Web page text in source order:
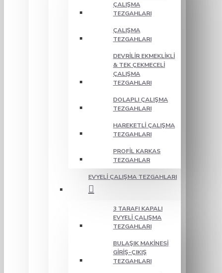
ÇALIŞMA
TEZGAHLARI
ÇALIŞMA
TEZGAHLARI
DEVRILIR EKMEKLIKLI
& TEK ÇEKMECELI
ÇALIŞMA
TEZGAHLARI
DOLAPLI ÇALIŞMA
TEZGAHLARI
HAREKETLI ÇALIŞMA
TEZGAHLARI
PROFIL KARKAS
TEZGAHLAR
EVYELI ÇALIŞMA TEZGAHLARI
3 TARAFI KAPALI
EVYELI ÇALIŞMA
TEZGAHLARI
BULAŞIK MAKINESI
GIRIŞ-ÇIKIŞ
TEZGAHLARI